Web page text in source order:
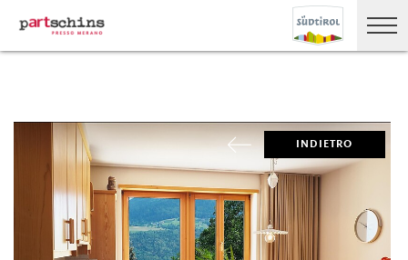
INDIETRO